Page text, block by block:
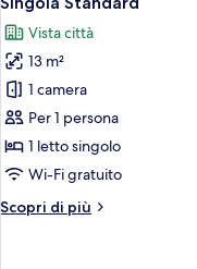
tutte
le
foto
per
Singola
Standard
Vista città
13 m²
1 camera
Per 1 persona
1 letto singolo
Wi-Fi gratuito
Scopri di più
Altri